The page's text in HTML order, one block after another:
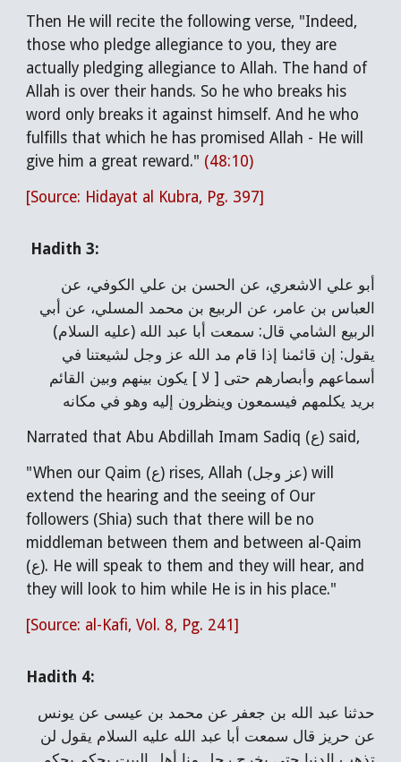
Then He will recite the following verse, "Indeed,
those who pledge allegiance to you, they are
actually pledging allegiance to Allah. The hand of
Allah is over their hands. So he who breaks his
word only breaks it against himself. And he who
fulfills that which he has promised Allah - He will
give him a great reward." (48:10)
[Source: Hidayat al Kubra, Pg. 397]
Hadith3:
أبو علي الاشعري، عن الحسن بن علي الكوفي، عن
العباس بن عامر، عن الربيع بن محمد المسلي، عن أبي
الربيع الشامي قال: سمعت أبا عبد الله (عليه السلام)
يقول: إن قائمنا إذا قام مد الله عز وجل لشيعتنا في
أسماعهم وأبصارهم حتى [ لا ] يكون بينهم وبين القائم
بريد يكلمهم فيسمعون وينظرون إليه وهو في مكانه
Narrated that Abu Abdillah Imam Sadiq (ع) said,
"When our Qaim (ع) rises, Allah (عز وجل) will
extend the hearing and the seeing of Our
followers (Shia) such that there will be no
middleman between them and between al-Qaim
(ع). He will speak to them and they will hear, and
they will look to him while He is in his place."
[Source: al-Kafi, Vol. 8, Pg. 241]
Hadith 4:
حدثنا عبد الله بن جعفر عن محمد بن عيسى عن يونس
عن حريز قال سمعت أبا عبد الله عليه السلام يقول لن